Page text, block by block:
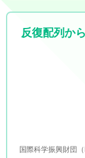
反復配列か
国際科学振興財団